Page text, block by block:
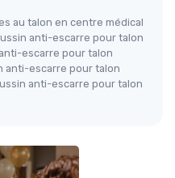
au talon en centre médical
anti-escarre pour talon
escarre pour talon
anti-escarre pour talon
anti-escarre pour talon